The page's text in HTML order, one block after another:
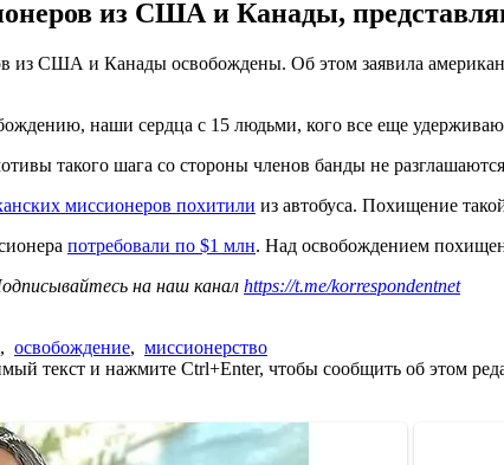
из США и Канады,
США и Канады освобождены. Об этом заявила
наши сердца с 15 людьми, кого все еще
такого шага со стороны членов банды не
миссионеров похитили из автобуса. Похищение
потребовали по $1 млн. Над освобождением
на наш канал https://t.me/korrespondentnet
, освобождение, миссионерство
текст и нажмите Ctrl+Enter, чтобы сообщить об этом